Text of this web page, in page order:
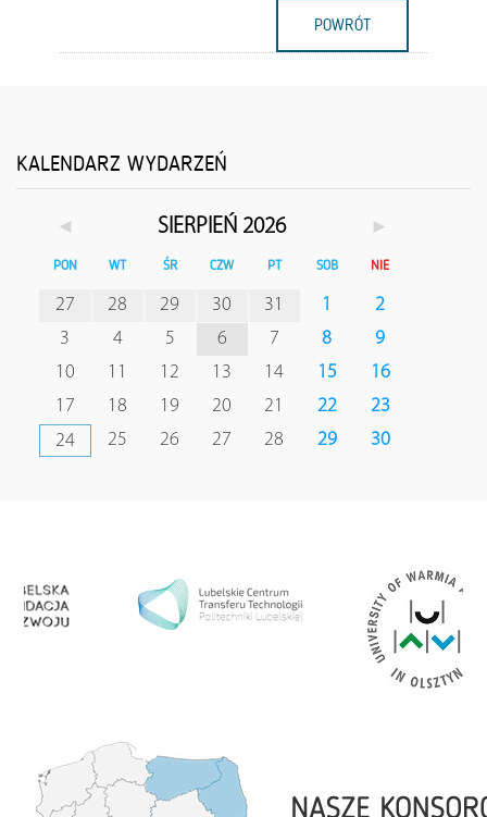
POWRÓT
KALENDARZ WYDARZEŃ
◄ SIERPIEŃ 2026 ►
PON WT ŚR CZW PT SOB NIE
27 28 29 30 31 1
2
3
4 5 6 7 8
9
10
11 12 13 14 15
16
17
18 19 20 21 22
23
24
25 26 27 28 29 30